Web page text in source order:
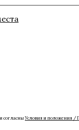
согласныУсловия и положения /